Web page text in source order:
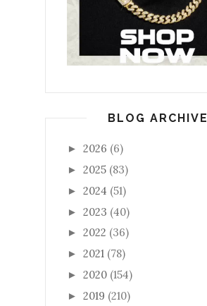
BLOG ARCHIVE
► 2026 (6)
► 2025 (83)
► 2024 (51)
► 2023 (40)
► 2022 (36)
► 2021 (78)
► 2020 (154)
► 2019 (210)